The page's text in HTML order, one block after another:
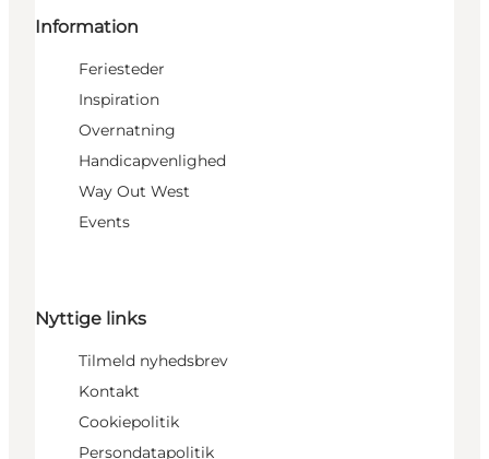
Information
Feriesteder
Inspiration
Overnatning
Handicapvenlighed
Way Out West
Events
Nyttige links
Tilmeld nyhedsbrev
Kontakt
Cookiepolitik
Persondatapolitik